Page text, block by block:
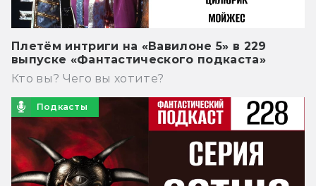
Плетём интриги на «Вавилоне 5» в 229
выпуске «Фантастического подкаста»
Кто вы? Чего вы хотите?
Подкасты